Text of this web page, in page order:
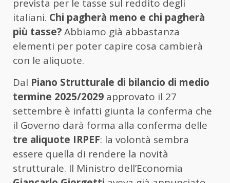
prevista per le tasse sul reddito degli
italiani. Chi pagherà meno e chi pagherà
più tasse?Abbiamo già abbastanza
elementi per poter capire cosa cambierà
con le aliquote.
Dal Piano Strutturale di bilancio di medio
termine 2025/2029 approvato il 27
settembre è infatti giunta la conferma che
il Governo darà forma alla conferma delle
tre aliquote IRPEF: la volontà sembra
essere quella di rendere la novità
strutturale. Il Ministro dell’Economia